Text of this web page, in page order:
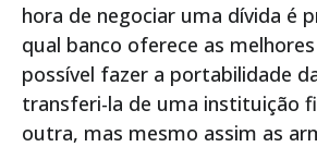
hora de negociar uma dívida é
qual banco oferece as
possível fazer a portabilidade
transferi-la de uma instituição
outra, mas mesmo assim as